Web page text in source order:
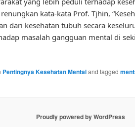
kata-kata Prof. Tjhin,
dari kesehatan tubuh secara
masalah gangguan mental di
Pentingnya Kesehatan Mentaland tagged
Proudly powered by WordPress